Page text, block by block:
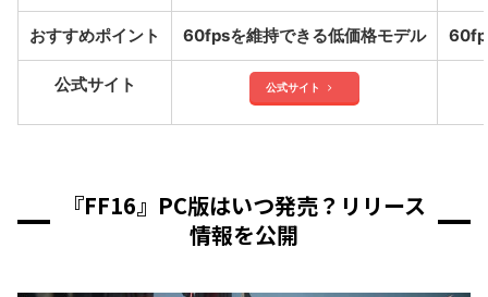
おすすめポイント 60fpsを維持できる低価格モデル
公式サイト 公式サイト
『FF16』PC版はいつ発売？リリース
情報を公開